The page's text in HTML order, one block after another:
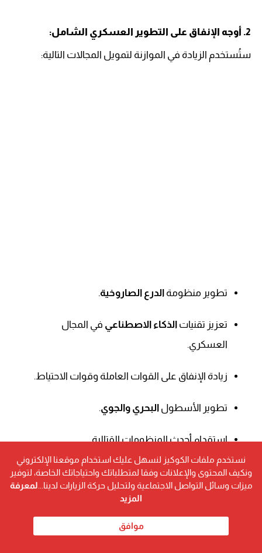
2. أوجه الإنفاق على التطوير العسكري الشامل:
ستُستخدم الزيادة في الموازنة لتمويل المجالات التالية:
تطوير منظومة الدرع الصاروخية.
تعزيز تقنيات الذكاء الاصطناعي في المجال
العسكري.
زيادة الإنفاق على القوات العاملة وقوات الاحتياط.
تطوير الأسطول البحري والجوي.
استقدام أحدث المنظومات القتالية.
التحديات الاقتصادية والسياسية
تأتي هذه الموازنة الضخمة في ظل تحديات اقتصادية:
التحدي الاقتصادي:تواجه الحكومة صعوبة في
نستخدم ملفات الكوكيز لنسهل عليك استخدام موقعنا الإلكتروني
ونكيف المحتوى والإعلانات وفقا لمتطلباتك واحتياجاتك الخاصة، لتوفير
ميزات وسائل التواصل الاجتماعية ولتحليل حركة الزيارات لدينا... لمعرفة
المزيد
موافق